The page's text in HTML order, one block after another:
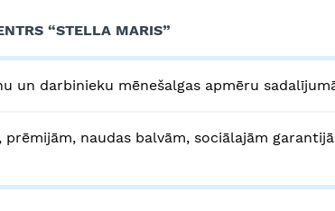
“STELLA MARIS”
un darbinieku mēnešalgas apmēru
naudas balvām, sociālajām